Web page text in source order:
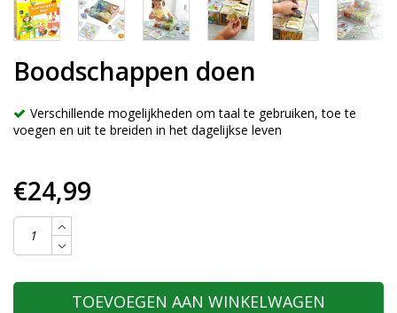
Boodschappen doen
Verschillende mogelijkheden om taal te gebruiken, toe te
voegen en uit te breiden in het dagelijkse leven
€24,99
TOEVOEGEN AAN WINKELWAGEN